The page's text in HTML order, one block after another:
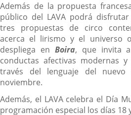
Además de la propuesta
público del LAVA podrá
tres propuestas de circo
acerca el lirismo y el universo
despliega en Boira, que invita
conductas afectivas modernas
través del lenguaje del
noviembre.
Además, el LAVA celebra el Día
programación especial los días 18